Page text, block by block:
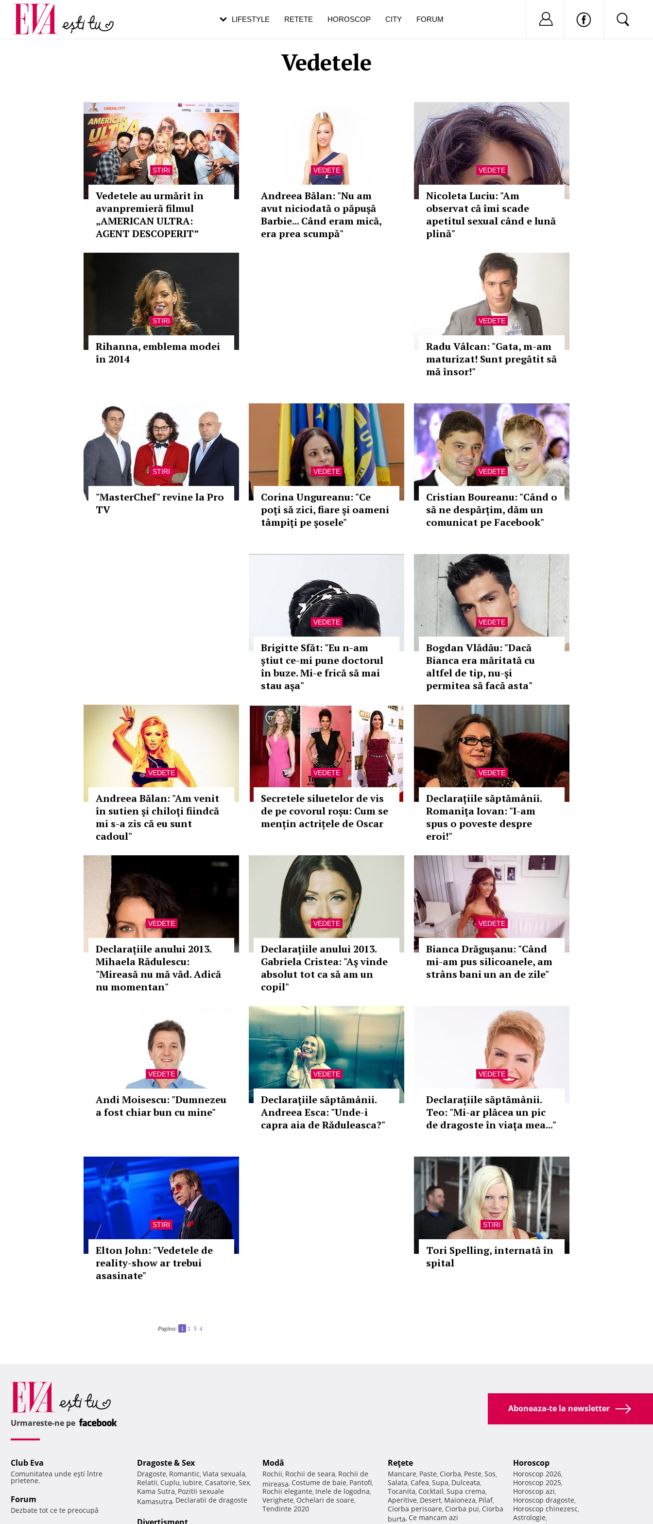
Vedetele
STIRI
Vedetele au urmărit în
avanpremieră filmul
„AMERICAN ULTRA:
AGENT DESCOPERIT”
VEDETE
Andreea Bălan: "Nu am
avut niciodată o păpuşă
Barbie... Când eram mică,
era prea scumpă"
VEDETE
Nicoleta Luciu: "Am
observat că îmi scade
apetitul sexual când e lună
plină"
STIRI
Rihanna, emblema modei
în 2014
VEDETE
Radu Vâlcan: "Gata, m-am
maturizat! Sunt pregătit să
mă însor!"
STIRI
"MasterChef" revine la Pro
TV
VEDETE
Corina Ungureanu: "Ce
poţi să zici, fiare şi oameni
tâmpiţi pe şosele"
VEDETE
Cristian Boureanu: "Când o
să ne despărțim, dăm un
comunicat pe Facebook"
VEDETE
Brigitte Sfăt: "Eu n-am
ştiut ce-mi pune doctorul
în buze. Mi-e frică să mai
stau aşa"
VEDETE
Bogdan Vlădău: "Dacă
Bianca era măritată cu
altfel de tip, nu-şi
permitea să facă asta"
VEDETE
Andreea Bălan: "Am venit
în sutien şi chiloţi fiindcă
mi s-a zis că eu sunt
cadoul"
VEDETE
Secretele siluetelor de vis
de pe covorul roșu: Cum se
mențin actrițele de Oscar
VEDETE
Declarațiile săptămânii.
Romaniţa Iovan: "I-am
spus o poveste despre
eroi!"
VEDETE
Declarațiile anului 2013.
Mihaela Rădulescu:
"Mireasă nu mă văd. Adică
nu momentan"
VEDETE
Declarațiile anului 2013.
Gabriela Cristea: "Aş vinde
absolut tot ca să am un
copil"
VEDETE
Bianca Drăgușanu: "Când
mi-am pus silicoanele, am
strâns bani un an de zile"
VEDETE
Andi Moisescu: "Dumnezeu
a fost chiar bun cu mine"
VEDETE
Declaraţiile săptămânii.
Andreea Esca: "Unde-i
capra aia de Răduleasca?"
VEDETE
Declarațiile săptămânii.
Teo: "Mi-ar plăcea un pic
de dragoste în viaţa mea..."
STIRI
Elton John: "Vedetele de
reality-show ar trebui
asasinate"
STIRI
Tori Spelling, internată în
spital
Pagina: 1 2 3 4
LIFESTYLE RETETE HOROSCOP CITY FORUM Nu ai cont?
Carieră
Actualitate
pe măsură ce înaintezi în vârstă
Aboneaza-te la newsletter
Urmareste-ne pe
Club Eva
Comunitatea unde eşti între
prietene.
Forum
Dezbate tot ce te preocupă
Dragoste & Sex
Dragoste, Romantic, Viata sexuala,
Relatii, Cuplu, Iubire, Casatorie, Sex,
Kama Sutra, Pozitii sexuale
Kamasutra, Declaratii de dragoste
Modă
Rochii, Rochii de seara, Rochii de
mireasa, Costume de baie, Pantofi,
Rochii elegante, Inele de logodna,
Verighete, Ochelari de soare,
Tendinte 2020
Reţete
Mancare, Paste, Ciorba, Peste, Sos,
Salata, Cafea, Supa, Dulceata,
Tocanita, Cocktail, Supa crema,
Aperitive, Desert, Maioneza, Pilaf,
Ciorba perisoare, Ciorba pui, Ciorba
burta, Ce mancam azi
Horoscop
Horoscop 2026,
Horoscop 2025,
Horoscop azi,
Horoscop dragoste,
Horoscop chinezesc,
Astrologie,